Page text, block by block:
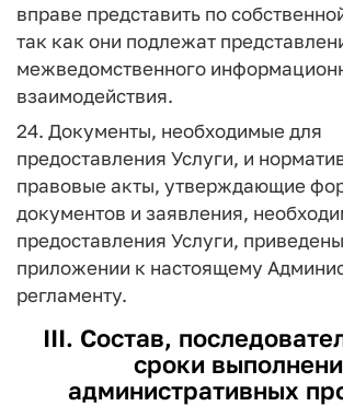
вправе представить по
так как они подлежат
межведомственного
взаимодействия.
24. Документы, необходимые для
предоставления Услуги, и
правовые акты, утверждающие
документов и заявления,
предоставления Услуги,
приложении к настоящему
регламенту.
III. Состав,
сроки
административных